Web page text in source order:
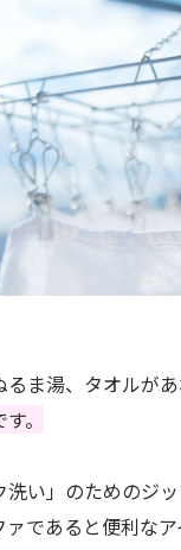
ま湯、タオルがあ
。
い」のためのジ
であると便利なア